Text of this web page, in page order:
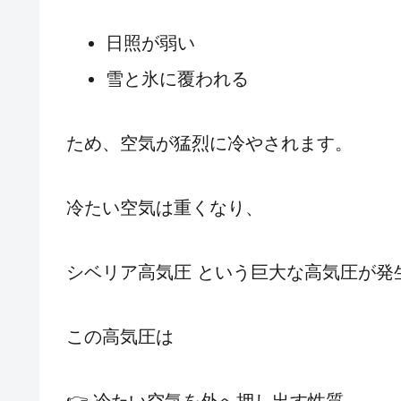
日照が弱い
雪と氷に覆われる
ため、空気が猛烈に冷やされます。
冷たい空気は重くなり、
シベリア高気圧 という巨大な高気圧が発
この高気圧は